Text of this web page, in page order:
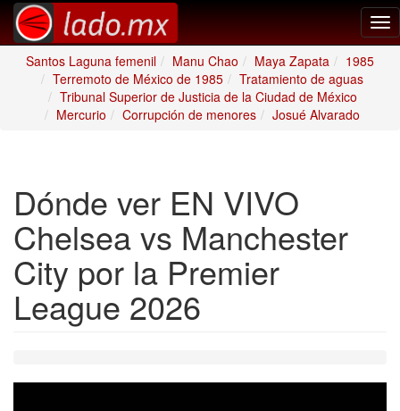
Santos Laguna femenil
Manu Chao Maya Zapata
1985
Terremoto de México de 1985
Tratamiento de aguas
Tribunal Superior de Justicia de la Ciudad de México
Mercurio
Corrupción de menores Josué Alvarado
Dónde ver EN VIVO
Chelsea vs Manchester
City por la Premier
League 2026